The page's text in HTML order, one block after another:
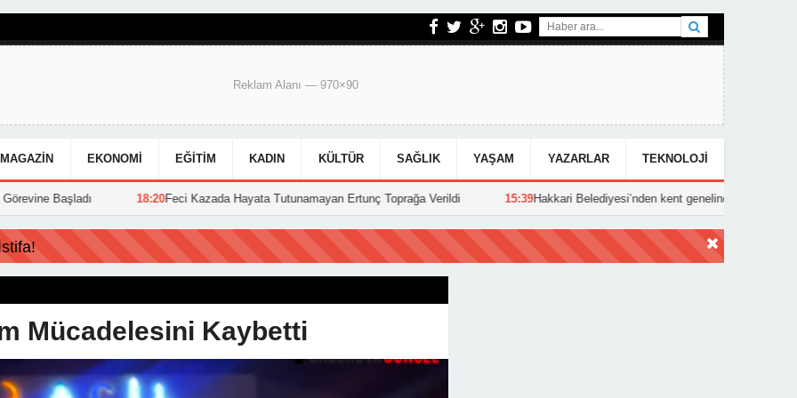
Reklam Alanı — 970×90
MAGAZIN EKONOMI EĞITIM KADIN KÜLTÜR SAĞLIK YAŞAM YAZARLAR TEKNOLOJI
18:20Feci Kazada Hayata Tutunamayan Ertunç Toprağa Verildi 15:39Hakkari Belediyesi’nden kent genelinde yoğun asfalt mesaisi
Mücadelesini Kaybetti